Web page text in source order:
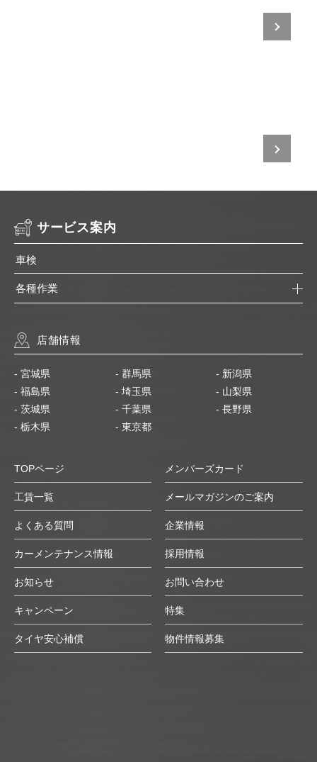
サービス案内
車検
各種作業
店舗情報
- 宮城県
- 福島県
- 茨城県
- 栃木県
- 群馬県
- 埼玉県
- 千葉県
- 東京都
- 新潟県
- 山梨県
- 長野県
TOPページ メンバーズカード
工賃一覧 メールマガジンのご案内
よくある質問 企業情報
カーメンテナンス情報 採用情報
お知らせ お問い合わせ
キャンペーン 特集
タイヤ安心補償 物件情報募集